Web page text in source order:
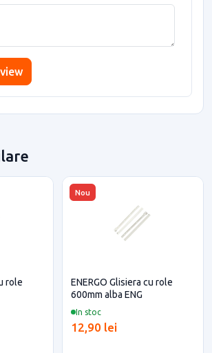
role
Nou
In stoc
ENERGO Glisiera cu role
600mm alba ENG
12,90 lei